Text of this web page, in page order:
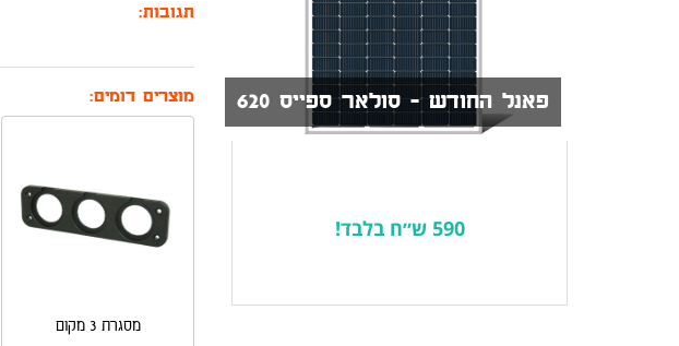
תגובות:
מוצרים דומים:
מסגרת 3 מקום
פאנל החודש - סולאר ספייס 620
590 ש״ח בלבד!